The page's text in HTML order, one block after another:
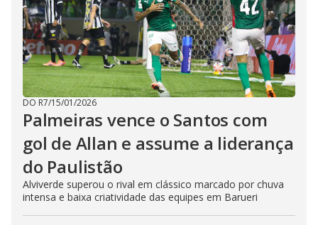
DO R7/15/01/2026
Palmeiras vence o Santos com
gol de Allan e assume a liderança
do Paulistão
Alviverde superou o rival em clássico marcado por chuva
intensa e baixa criatividade das equipes em Barueri